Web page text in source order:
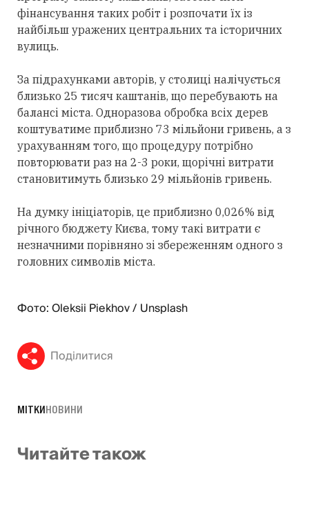
фінансування таких робіт і розпочати їх із
найбільш уражених центральних та історичних
вулиць.
За підрахунками авторів, у столиці налічується
близько 25 тисяч каштанів, що перебувають на
балансі міста. Одноразова обробка всіх дерев
коштуватиме приблизно 73 мільйони гривень, а з
урахуванням того, що процедуру потрібно
повторювати раз на 2-3 роки, щорічні витрати
становитимуть близько 29 мільйонів гривень.
На думку ініціаторів, це приблизно 0,026% від
річного бюджету Києва, тому такі витрати є
незначними порівняно зі збереженням одного з
головних символів міста.
Фото: Oleksii Piekhov / Unsplash
Поділитися
МІТКИНОВИНИ
Читайте також